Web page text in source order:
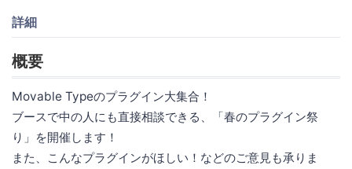
詳細
概要
Movable Typeのプラグイン大集合！
ブースで中の人にも直接相談できる、「春のプラグイン祭
り」を開催します！
また、こんなプラグインがほしい！などのご意見も承りま